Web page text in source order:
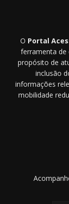
O Portal
ferramenta de
propósito de
inclusão
informações
mobilidade